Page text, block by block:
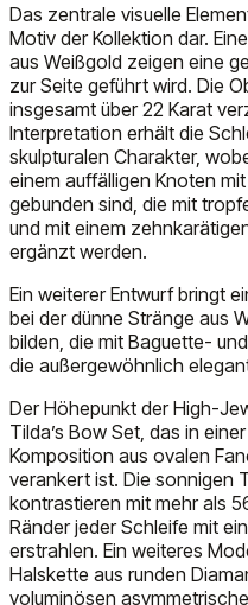
Das zentrale visuelle
Motiv der Kollektion dar.
aus Weißgold zeigen eine
zur Seite geführt wird. Die
insgesamt über 22 Karat
Interpretation erhält die
skulpturalen Charakter,
einem auffälligen Knoten
gebunden sind, die mit
und mit einem
ergänzt werden.
Ein weiterer Entwurf bringt
bei der dünne Stränge aus
bilden, die mit Baguette-
die außergewöhnlich
Der Höhepunkt der High-
Tilda’s Bow Set, das in
Komposition aus ovalen
verankert ist. Die sonnigen
kontrastieren mit mehr als
Ränder jeder Schleife mit
erstrahlen. Ein weiteres
Halskette aus runden
voluminösen